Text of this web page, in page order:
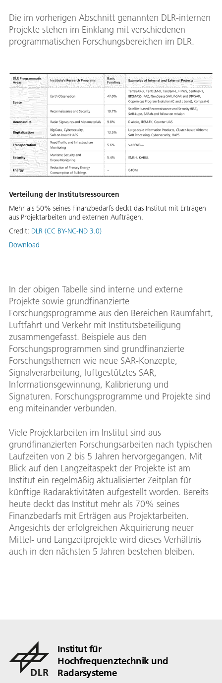
Die im vorherigen Abschnitt genannten DLR-internen
Projekte stehen im Einklang mit verschiedenen
programmatischen Forschungsbereichen im DLR.
Verteilung der Institutsressourcen
Mehr als 50% seines Finanzbedarfs deckt das Institut mit Erträgen
aus Projektarbeiten und externen Aufträgen.
Credit: DLR (CC BY-NC-ND 3.0)
Download
In der obigen Tabelle sind interne und externe
Projekte sowie grundfinanzierte
Forschungsprogramme aus den Bereichen Raumfahrt,
Luftfahrt und Verkehr mit Institutsbeteiligung
zusammengefasst. Beispiele aus den
Forschungsprogrammen sind grundfinanzierte
Forschungsthemen wie neue SAR-Konzepte,
Signalverarbeitung, luftgestütztes SAR,
Informationsgewinnung, Kalibrierung und
Signaturen. Forschungsprogramme und Projekte sind
eng miteinander verbunden.
Viele Projektarbeiten im Institut sind aus
grundfinanzierten Forschungsarbeiten nach typischen
Laufzeiten von 2 bis 5 Jahren hervorgegangen. Mit
Blick auf den Langzeitaspekt der Projekte ist am
Institut ein regelmäßig aktualisierter Zeitplan für
künftige Radaraktivitäten aufgestellt worden. Bereits
heute deckt das Institut mehr als 70% seines
Finanzbedarfs mit Erträgen aus Projektarbeiten.
Angesichts der erfolgreichen Akquirierung neuer
Mittel- und Langzeitprojekte wird dieses Verhältnis
auch in den nächsten 5 Jahren bestehen bleiben.
Institut für
Hochfrequenztechnik und
Radarsysteme